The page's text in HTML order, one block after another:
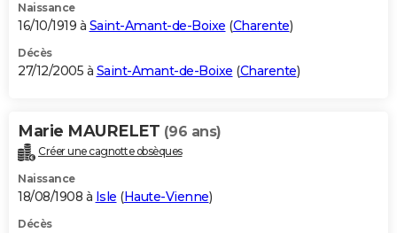
Naissance
16/10/1919 à Saint-Amant-de-Boixe (Charente)
Décès
27/12/2005 à Saint-Amant-de-Boixe (Charente)
Marie MAURELET (96 ans)
Créer une cagnotte obsèques
Naissance
18/08/1908 à Isle (Haute-Vienne)
Décès